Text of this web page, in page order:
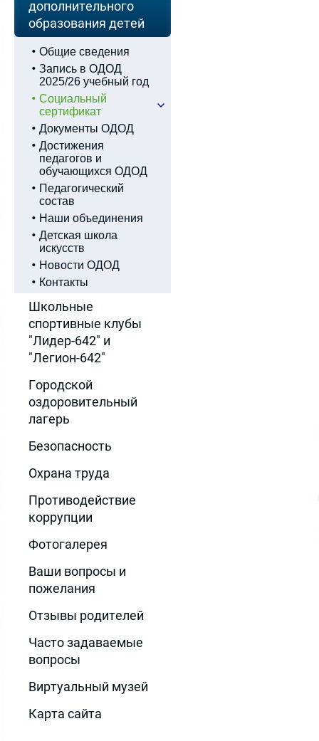
дополнительного
образования детей
Общие сведения
Запись в ОДОД
2025/26 учебный год
Социальный
сертификат
Документы ОДОД
Достижения
педагогов и
обучающихся ОДОД
Педагогический
состав
Наши объединения
Детская школа
искусств
Новости ОДОД
Контакты
Школьные
спортивные клубы
"Лидер-642" и
"Легион-642"
Городской
оздоровительный
лагерь
Безопасность
Охрана труда
Противодействие
коррупции
Фотогалерея
Ваши вопросы и
пожелания
Отзывы родителей
Часто задаваемые
вопросы
Виртуальный музей
Карта сайта